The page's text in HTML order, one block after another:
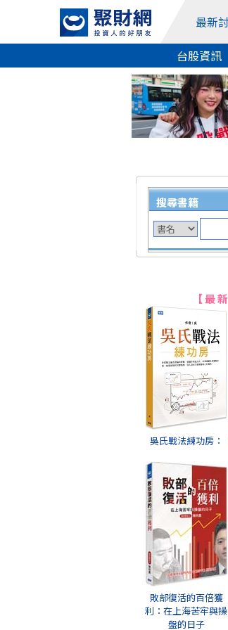
最新
台股資訊
搜尋書籍
【最
吳氏戰法練功房：
敗部復活的百倍獲
利：在上海苦牢與操
盤的日子